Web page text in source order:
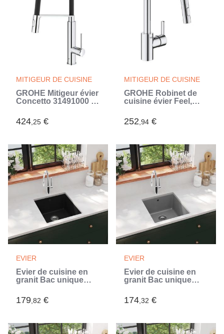
MITIGEUR DE CUISINE
GROHE Mitigeur évier
Concetto 31491000 -
professionnel -
Rotation 360° -
débit - (Gris)
424,25 €
MITIGEUR DE CUISINE
GROHE Robinet de
cuisine évier Feel,
rotation 360°, bec en
U, inverseur 2 jets,
252,94 €
EVIER
Évier de cuisine en
granit Bac unique
179,82 €
EVIER
Évier de cuisine en
granit Bac unique
174,32 €